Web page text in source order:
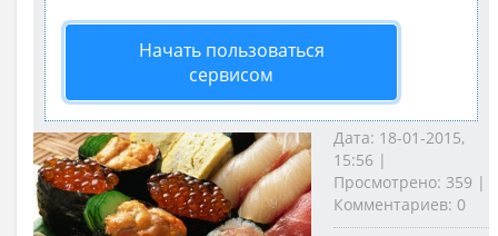
Начать пользоваться
сервисом
Дата: 18-01-2015,
15:56 |
Просмотрено: 359 |
Комментариев: 0